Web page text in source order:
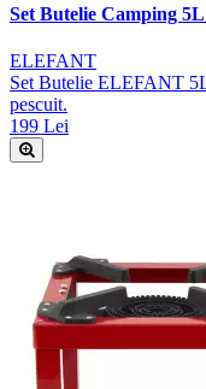
Set Butelie Camping
ELEFANT
Set Butelie ELEFANT
pescuit.
199 Lei